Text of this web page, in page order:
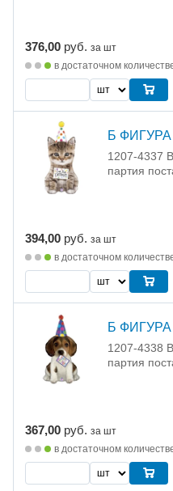
376,00 руб. за шт
в достаточном
Б ФИГУРА
1207-4337
партия
394,00 руб. за шт
в достаточном
Б ФИГУРА
1207-4338
партия
367,00 руб. за шт
в достаточном